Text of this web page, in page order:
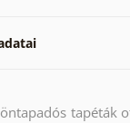
tapéták